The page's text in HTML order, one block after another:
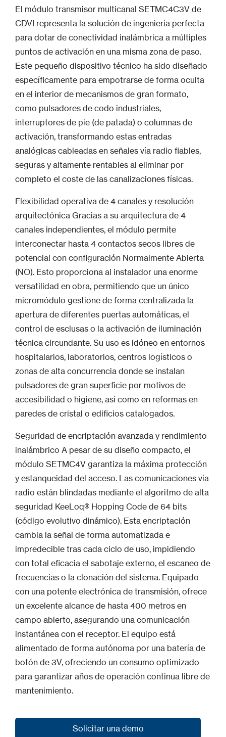
El módulo transmisor multicanal SETMC4C3V de
CDVI representa la solución de ingeniería perfecta
para dotar de conectividad inalámbrica a múltiples
puntos de activación en una misma zona de paso.
Este pequeño dispositivo técnico ha sido diseñado
específicamente para empotrarse de forma oculta
en el interior de mecanismos de gran formato,
como pulsadores de codo industriales,
interruptores de pie (de patada) o columnas de
activación, transformando estas entradas
analógicas cableadas en señales vía radio fiables,
seguras y altamente rentables al eliminar por
completo el coste de las canalizaciones físicas.
Flexibilidad operativa de 4 canales y resolución
arquitectónica Gracias a su arquitectura de 4
canales independientes, el módulo permite
interconectar hasta 4 contactos secos libres de
potencial con configuración Normalmente Abierta
(NO). Esto proporciona al instalador una enorme
versatilidad en obra, permitiendo que un único
micromódulo gestione de forma centralizada la
apertura de diferentes puertas automáticas, el
control de esclusas o la activación de iluminación
técnica circundante. Su uso es idóneo en entornos
hospitalarios, laboratorios, centros logísticos o
zonas de alta concurrencia donde se instalan
pulsadores de gran superficie por motivos de
accesibilidad o higiene, así como en reformas en
paredes de cristal o edificios catalogados.
Seguridad de encriptación avanzada y rendimiento
inalámbrico A pesar de su diseño compacto, el
módulo SETMC4V garantiza la máxima protección
y estanqueidad del acceso. Las comunicaciones vía
radio están blindadas mediante el algoritmo de alta
seguridad KeeLoq® Hopping Code de 64 bits
(código evolutivo dinámico). Esta encriptación
cambia la señal de forma automatizada e
impredecible tras cada ciclo de uso, impidiendo
con total eficacia el sabotaje externo, el escaneo de
frecuencias o la clonación del sistema. Equipado
con una potente electrónica de transmisión, ofrece
un excelente alcance de hasta 400 metros en
campo abierto, asegurando una comunicación
instantánea con el receptor. El equipo está
alimentado de forma autónoma por una batería de
botón de 3V, ofreciendo un consumo optimizado
para garantizar años de operación continua libre de
mantenimiento.
Solicitar una demo